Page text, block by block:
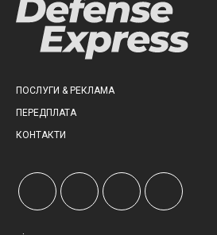
ПОСЛУГИ & РЕКЛАМА
ПЕРЕДПЛАТА
КОНТАКТИ